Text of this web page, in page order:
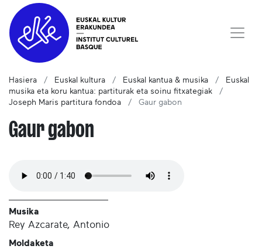
Hasiera Euskal kultura Euskal kantua & musika
Euskal
musika eta koru kantua: partiturak eta soinu fitxategiak
Joseph Maris partitura fondoa
Gaur gabon
Gaur gabon
Musika
Rey Azcarate, Antonio
Moldaketa